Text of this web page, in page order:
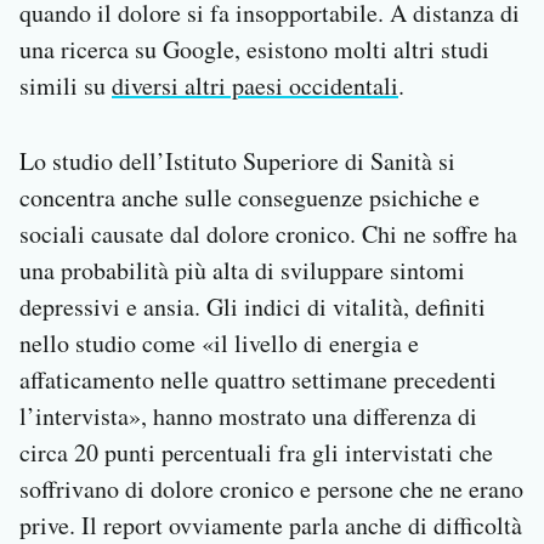
quando il dolore si fa insopportabile. A distanza di
una ricerca su Google, esistono molti altri studi
simili sudiversi altri paesi occidentali.
Lo studio dell’Istituto Superiore di Sanità si
concentra anche sulle conseguenze psichiche e
sociali causate dal dolore cronico. Chi ne soffre ha
una probabilità più alta di sviluppare sintomi
depressivi e ansia. Gli indici di vitalità, definiti
nello studio come «il livello di energia e
affaticamento nelle quattro settimane precedenti
l’intervista», hanno mostrato una differenza di
circa 20 punti percentuali fra gli intervistati che
soffrivano di dolore cronico e persone che ne erano
prive. Il report ovviamente parla anche di difficoltà